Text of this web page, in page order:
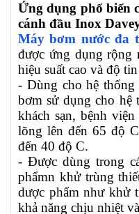
Ứng dụng phổ biến
cánh đầu Inox
Máy bơm nước đa
được ứng dụng rộng
hiệu suất cao và độ
- Dùng cho hệ
bơm sử dụng cho hệ
khách sạn, bệnh
lõng lên đến 65 độ
đến 40 độ C.
- Được dùng trong
phẩmn khử trùng
dược phẩm như khử
khả năng chịu nhiệt